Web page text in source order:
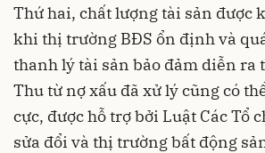
Thứ hai, chất lượng tài sản được
khi thị trường BĐS ổn định và
thanh lý tài sản bảo đảm diễn ra
Thu từ nợ xấu đã xử lý cũng có
cực, được hỗ trợ bởi Luật Các Tổ
sửa đổi và thị trường bất động